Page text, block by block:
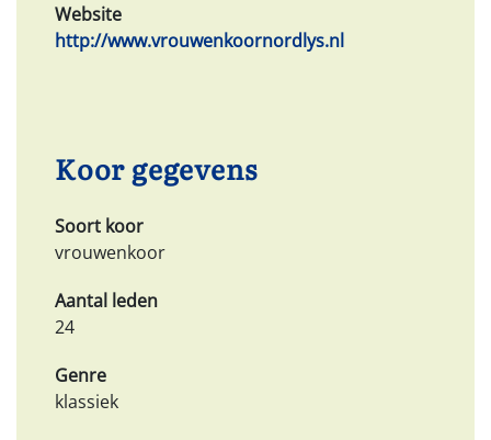
Website
http://www.vrouwenkoornordlys.nl
Koor gegevens
Soort koor
vrouwenkoor
Aantal leden
24
Genre
klassiek